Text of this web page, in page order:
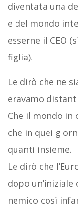
diventata una
e del mondo
esserne il CEO
figlia).
Le dirò che ne
eravamo
Che il mondo in
che in quei
quanti insieme.
Le dirò che
dopo
nemico così